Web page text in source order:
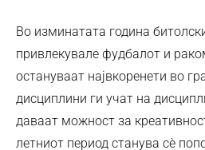
Во изминатата година
привлекувале фудбалот и
остануваат највкоренети во
дисциплини ги учат на
даваат можност за
летниот период станува сè